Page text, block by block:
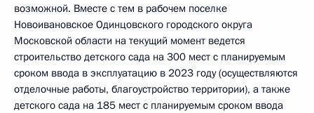
возможной. Вместе с тем в рабочем поселке
Новоивановское Одинцовского городского округа
Московской области на текущий момент ведется
строительство детского сада на 300 мест с планируемым
сроком ввода в эксплуатацию в 2023 году (осуществляются
отделочные работы, благоустройство территории), а также
детского сада на 185 мест с планируемым сроком ввода